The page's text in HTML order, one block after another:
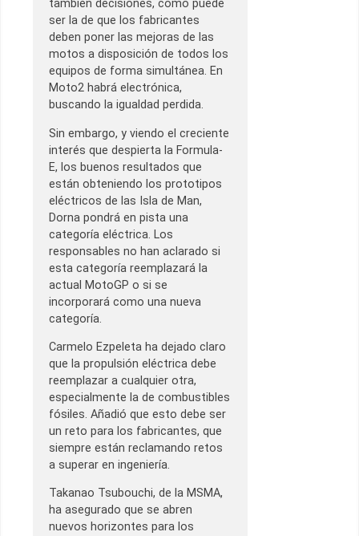
también decisiones, como puede
ser la de que los fabricantes
deben poner las mejoras de las
motos a disposición de todos los
equipos de forma simultánea. En
Moto2 habrá electrónica,
buscando la igualdad perdida.
Sin embargo, y viendo el creciente
interés que despierta la Formula-
E, los buenos resultados que
están obteniendo los prototipos
eléctricos de las Isla de Man,
Dorna pondrá en pista una
categoría eléctrica. Los
responsables no han aclarado si
esta categoría reemplazará la
actual MotoGP o si se
incorporará como una nueva
categoría.
Carmelo Ezpeleta ha dejado claro
que la propulsión eléctrica debe
reemplazar a cualquier otra,
especialmente la de combustibles
fósiles. Añadió que esto debe ser
un reto para los fabricantes, que
siempre están reclamando retos
a superar en ingeniería.
Takanao Tsubouchi, de la MSMA,
ha asegurado que se abren
nuevos horizontes para los